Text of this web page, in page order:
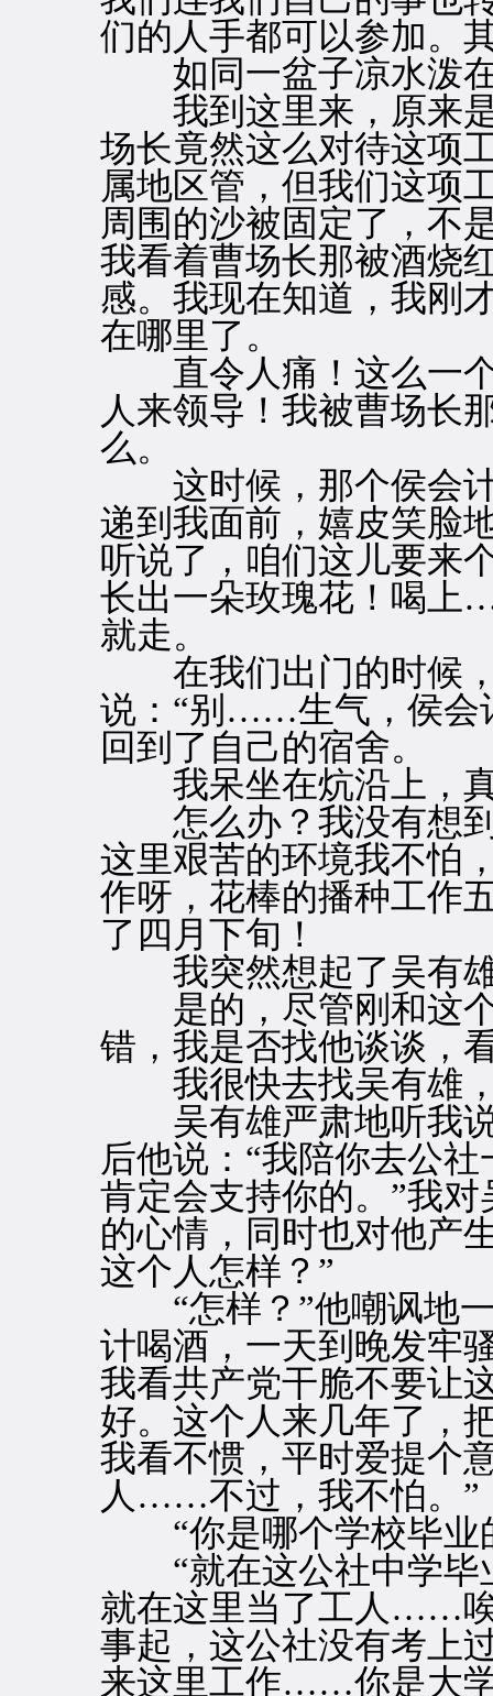
们的人手都可以参加。
如同一盆子凉水泼在
我到这里来，原来是
场长竟然这么对待这项
属地区管，但我们这项
周围的沙被固定了，
我看着曹场长那被酒烧
感。我现在知道，我刚
在哪里了。
直令人痛！这么一个
人来领导！我被曹场长
么。
这时候，那个侯会计
递到我面前，嬉皮笑脸
听说了，咱们这儿要来
长出一朵玫瑰花！喝上
就走。
在我们出门的时候，
说：“别……生气，侯
回到了自己的宿舍。
我呆坐在炕沿上，真
怎么办？我没有想到
这里艰苦的环境我不怕
作呀，花棒的播种工作
了四月下旬！
我突然想起了吴有
是的，尽管刚和这个
错，我是否找他谈谈，
我很快去找吴有雄，
吴有雄严肃地听我说
后他说：“我陪你去公
肯定会支持你的。”我
的心情，同时也对他产
这个人怎样？”
“怎样？”他嘲讽地一
计喝酒，一天到晚发牢
我看共产党干脆不要让
好。这个人来几年了，
我看不惯，平时爱提个
人……不过，我不怕。”
“你是哪个学校毕业
“就在这公社中学毕
就在这里当了工人……
事起，这公社没有考上
来这里工作……你是大